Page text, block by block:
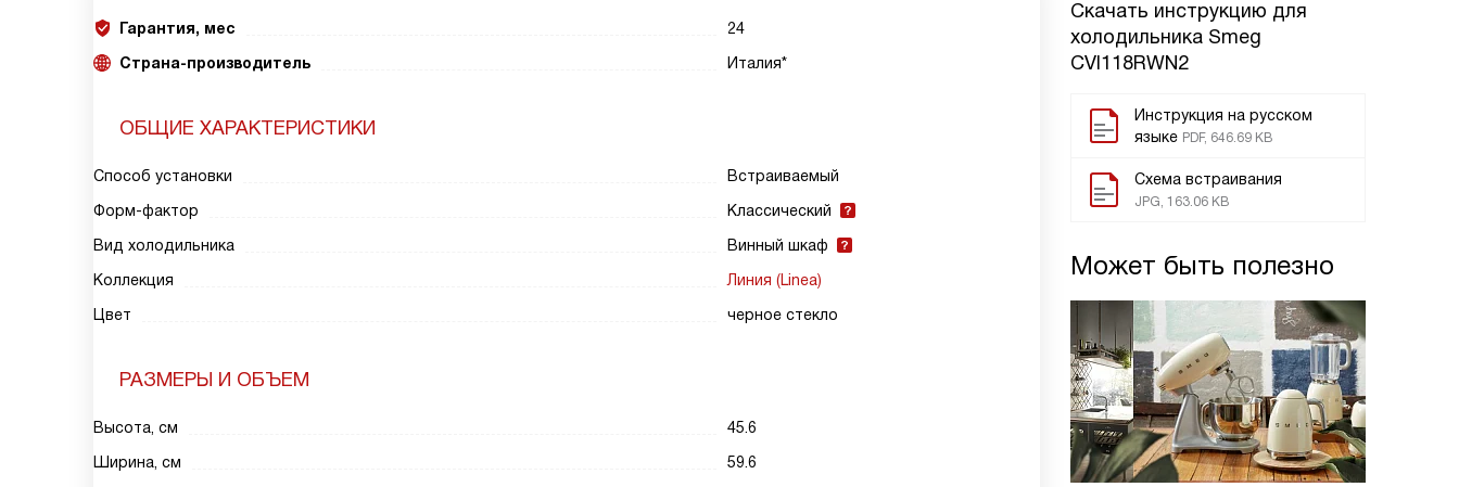
Скачать инструкцию для
холодильника Smeg
CVI118RWN2
Инструкция на русском
языке PDF, 646.69 KB
Схема встраивания
JPG, 163.06 KB
Может быть полезно
Гарантия, мес
24
Страна-производитель
Италия*
ОБЩИЕ ХАРАКТЕРИСТИКИ
Способ установки
Встраиваемый
Форм-фактор
Классический
Вид холодильника
Винный шкаф
Коллекция
Линия (Linea)
Цвет
черное стекло
РАЗМЕРЫ И ОБЪЕМ
Высота, см
45.6
Ширина, см
59.6